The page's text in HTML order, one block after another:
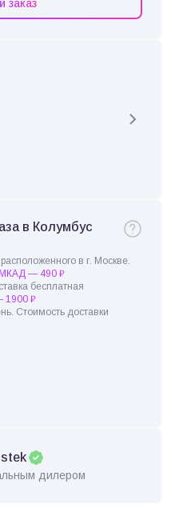
заказ
в Колумбус
в г. Москве.
МКАД — 490 ₽
бесплатная
1900 ₽
Стоимость доставки
дилером